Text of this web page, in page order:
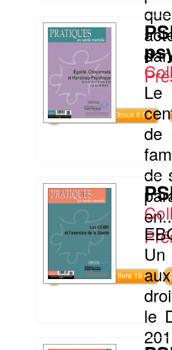
Commander l'Ebook 6.9 €
Le
de
de
Commander le livre 19 €
le